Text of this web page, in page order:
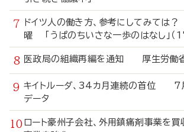
ドイツ人の働き方、参考にしてみて
曜 「うぱのちいさな一歩のはなし」（
医政局の組織再編を通知 厚生労働
キイトルーダ、34カ月連続の首位 7月
データ
ロート豪州子会社、外用鎮痛剤事業を